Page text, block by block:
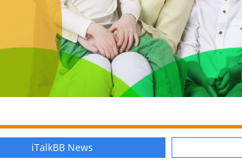
iTalkBB News